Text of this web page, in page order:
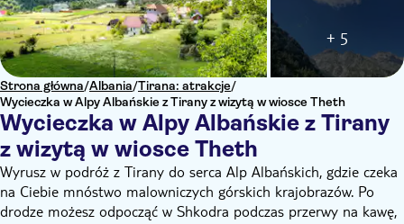
Strona główna/Albania/Tirana: atrakcje/
Wycieczka w Alpy Albańskie z Tirany z wizytą w wiosce Theth
Wycieczka w Alpy Albańskie z Tirany
z wizytą w wiosce Theth
+ 5
Wyrusz w podróż z Tirany do serca Alp Albańskich, gdzie czeka
na Ciebie mnóstwo malowniczych górskich krajobrazów. Po
drodze możesz odpocząć w Shkodra podczas przerwy na kawę,